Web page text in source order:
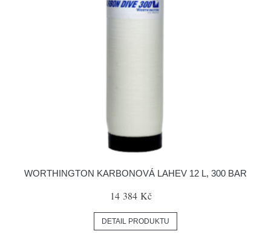
WORTHINGTON KARBONOVÁ LAHEV 12 L, 300 BAR
14 384 Kč
DETAIL PRODUKTU